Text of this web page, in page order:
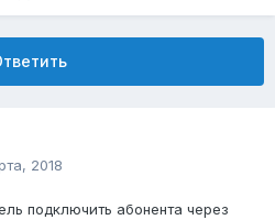
2018
подключить абонента через